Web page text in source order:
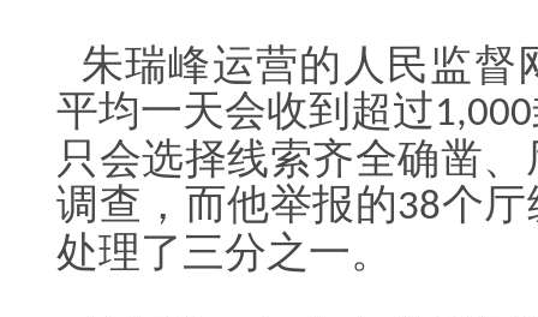
朱瑞峰运营的人民监督
平均一天会收到超过1,000
只会选择线索齐全确凿
调查，而他举报的38个
处理了三分之一。